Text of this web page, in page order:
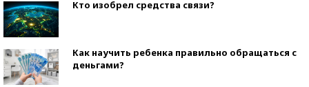
Кто изобрел средства связи?
Как научить ребенка правильно обращаться с
деньгами?